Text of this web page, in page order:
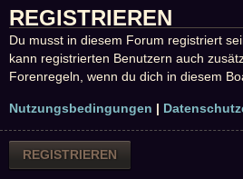
REGISTRIEREN
Du musst in diesem Forum registriert
kann registrierten Benutzern auch
Forenregeln, wenn du dich in diesem
Nutzungsbedingungen |
REGISTRIEREN